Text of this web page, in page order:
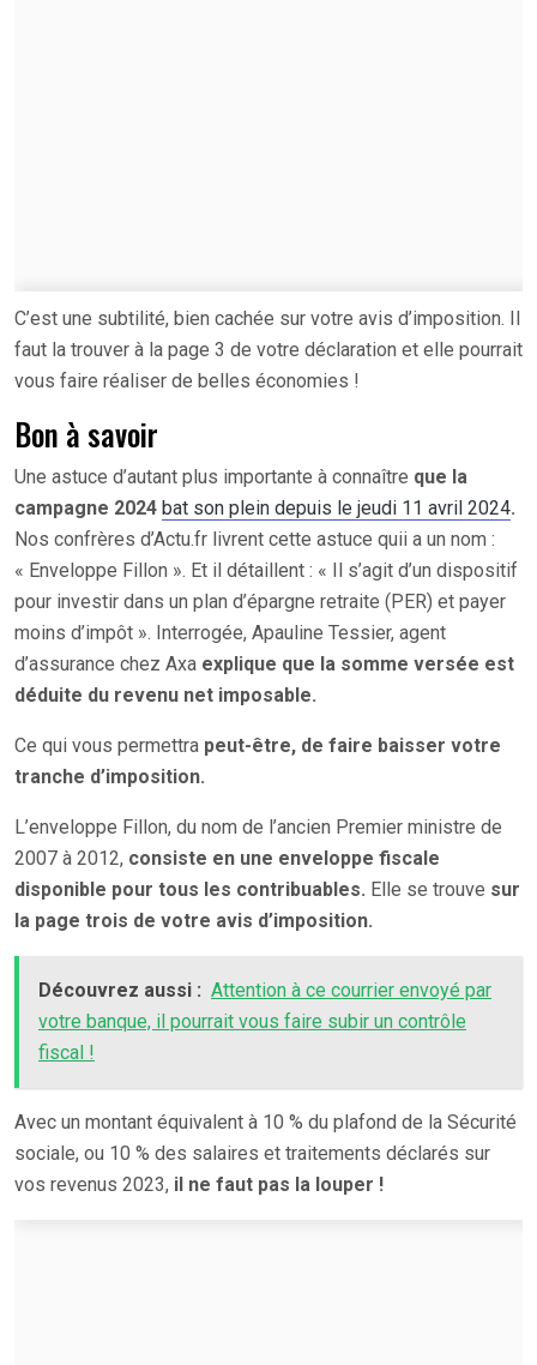
C’est une subtilité, bien cachée sur votre avis d’imposition. Il
faut la trouver à la page 3 de votre déclaration et elle pourrait
vous faire réaliser de belles économies !
Bon à savoir
Une astuce d’autant plus importante à connaître que la
campagne 2024 bat son plein depuis le jeudi 11 avril 2024.
Nos confrères d’Actu.fr livrent cette astuce quii a un nom :
« Enveloppe Fillon ». Et il détaillent : « Il s’agit d’un dispositif
pour investir dans un plan d’épargne retraite (PER) et payer
moins d’impôt ». Interrogée, Apauline Tessier, agent
d’assurance chez Axa explique que la somme versée est
déduite du revenu net imposable.
Ce qui vous permettra peut-être, de faire baisser votre
tranche d’imposition.
L’enveloppe Fillon, du nom de l’ancien Premier ministre de
2007 à 2012, consiste en une enveloppe fiscale
disponible pour tous les contribuables. Elle se trouve sur
la page trois de votre avis d’imposition.
Découvrez aussi : Attention à ce courrier envoyé par
votre banque, il pourrait vous faire subir un contrôle
fiscal !
Avec un montant équivalent à 10 % du plafond de la Sécurité
sociale, ou 10 % des salaires et traitements déclarés sur
vos revenus 2023, il ne faut pas la louper !